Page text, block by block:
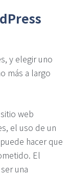
y elegir uno
más a largo
web
el uso de un
hacer que
El
una